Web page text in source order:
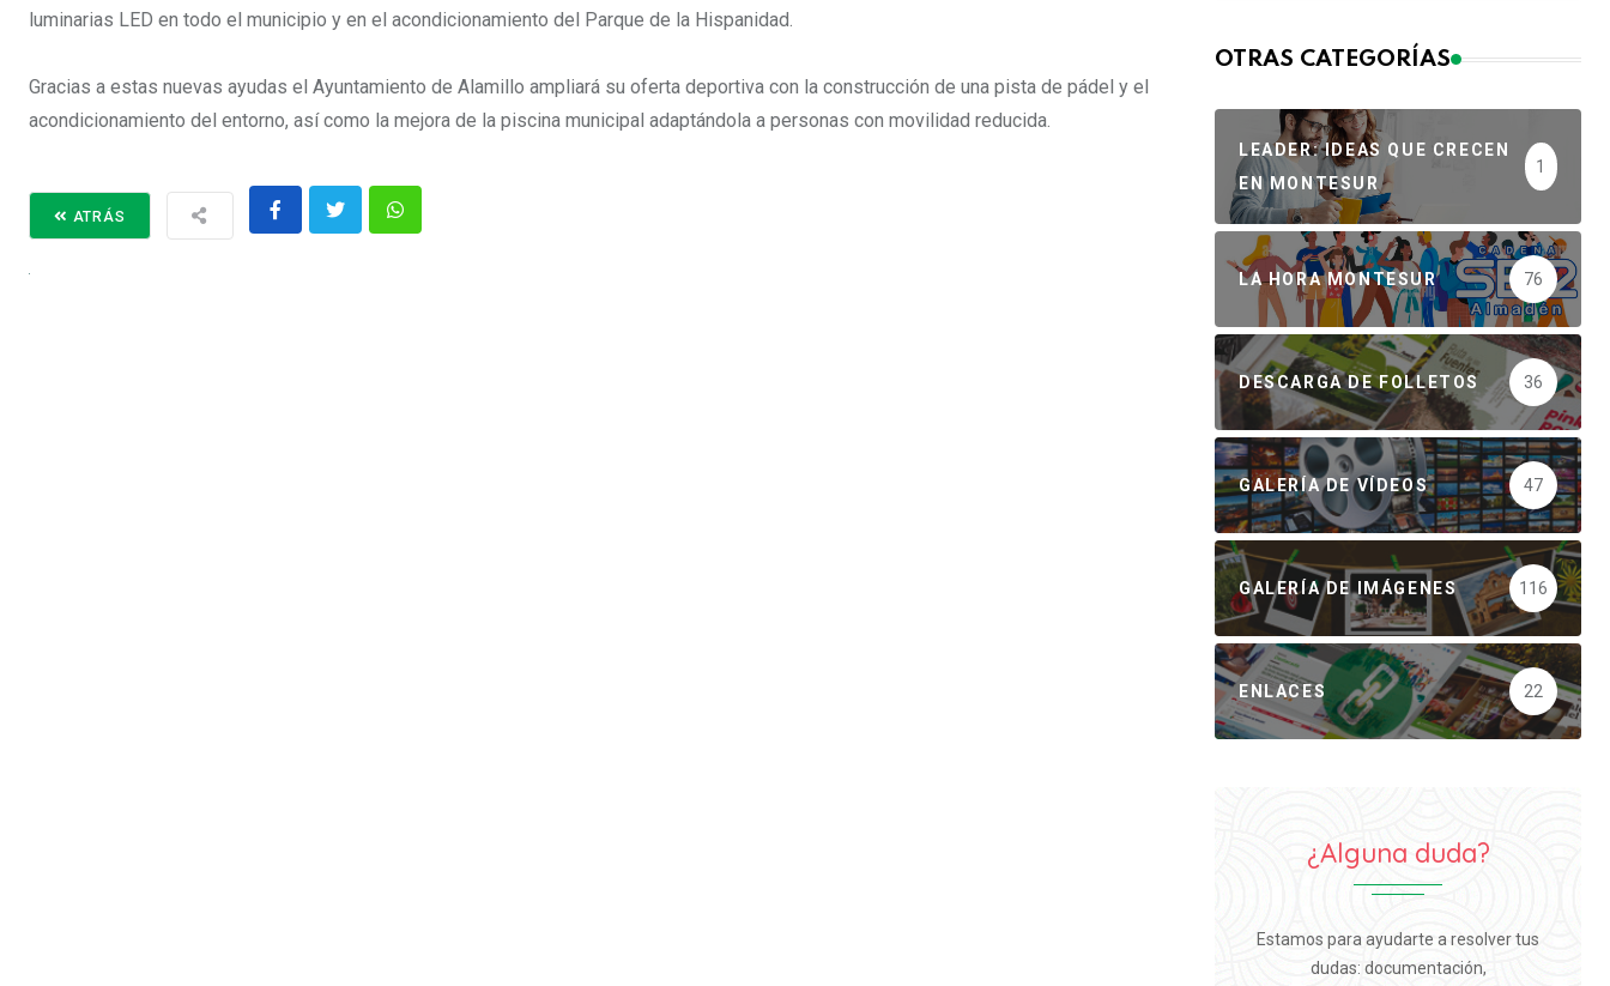
luminarias LED en todo el municipio y en el acondicionamiento del Parque de la Hispanidad.
Gracias a estas nuevas ayudas el Ayuntamiento de Alamillo ampliará su oferta deportiva con la construcción de una pista de pádel y el
acondicionamiento del entorno, así como la mejora de la piscina municipal adaptándola a personas con movilidad reducida.
ATRÁS
OTRAS CATEGORÍAS
LEADER: IDEAS QUE CRECEN
EN MONTESUR
1
LA HORA MONTESUR 76
DESCARGA DE FOLLETOS 36
GALERÍA DE VÍDEOS 47
GALERÍA DE IMÁGENES 116
ENLACES 22
¿Alguna duda?
Estamos para ayudarte a resolver tus
dudas: documentación,